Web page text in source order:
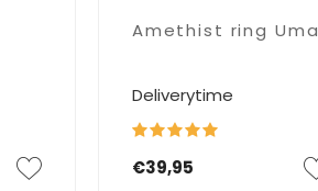
Amethist ring Uma
Deliverytime
€39,95